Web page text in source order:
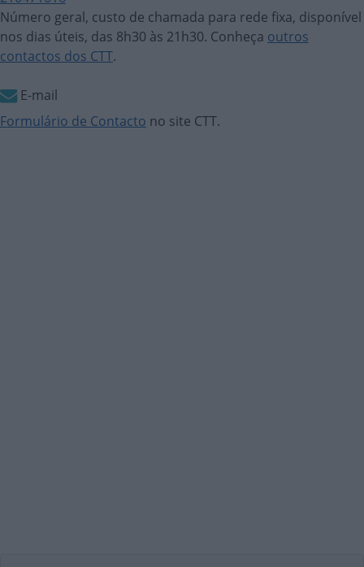
Número geral, custo de chamada para rede fixa, disponível
nos dias úteis, das 8h30 às 21h30. Conheça outros
contactos dos CTT.
E-mail
Formulário de Contacto no site CTT.